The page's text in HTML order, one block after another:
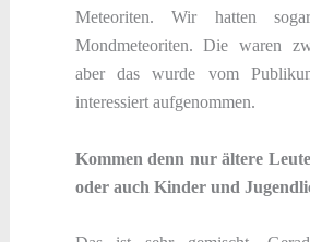
Meteoriten. Wir hatten
Mondmeteoriten. Die waren
aber das wurde vom
interessiert aufgenommen.
Kommen denn nur ältere
oder auch Kinder und